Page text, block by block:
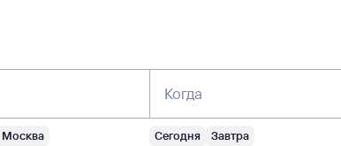
Москва
Когда
Сегодня Завтра